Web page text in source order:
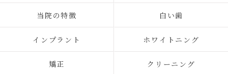
当院の特徴 白い歯
インプラント ホワイトニング
矯正 クリーニング